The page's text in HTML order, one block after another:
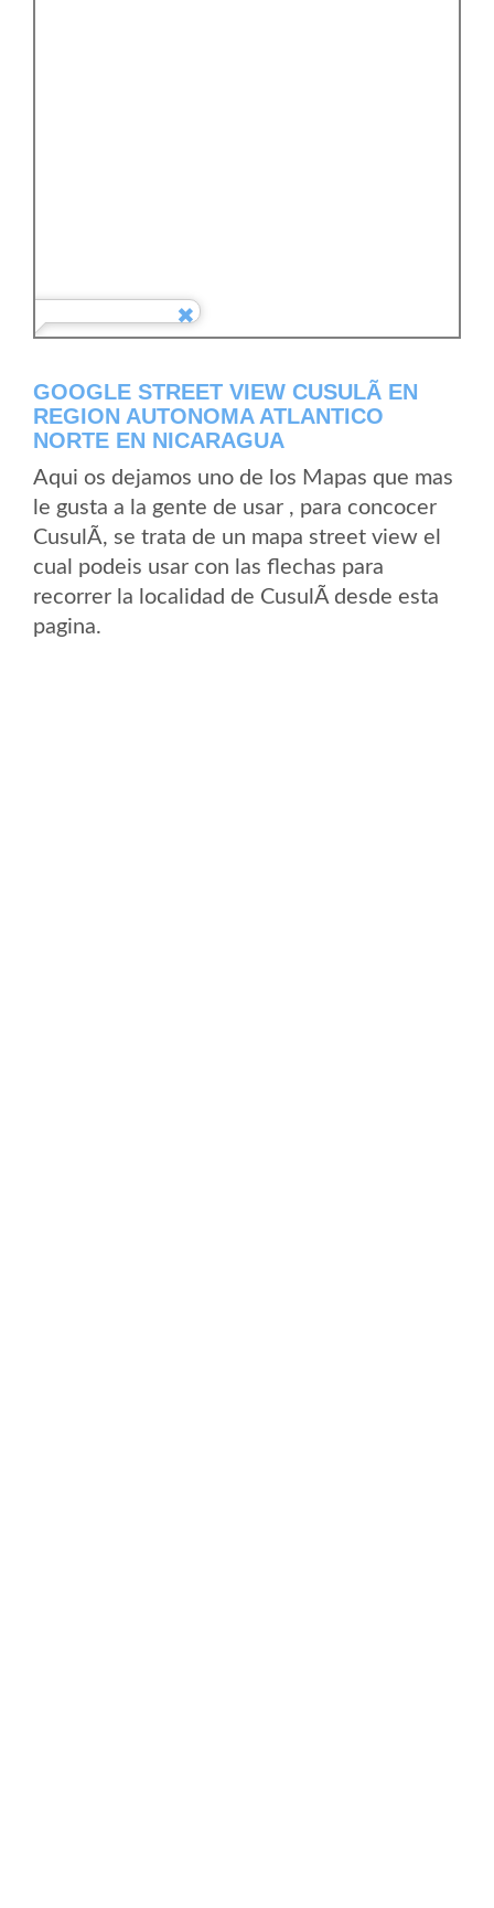
GOOGLE STREET VIEW CUSULÃ­ EN
REGION AUTONOMA ATLANTICO
NORTE EN NICARAGUA
Aqui os dejamos uno de los Mapas que mas
le gusta a la gente de usar , para concocer
CusulÃ­, se trata de un mapa street view el
cual podeis usar con las flechas para
recorrer la localidad de CusulÃ­ desde esta
pagina.